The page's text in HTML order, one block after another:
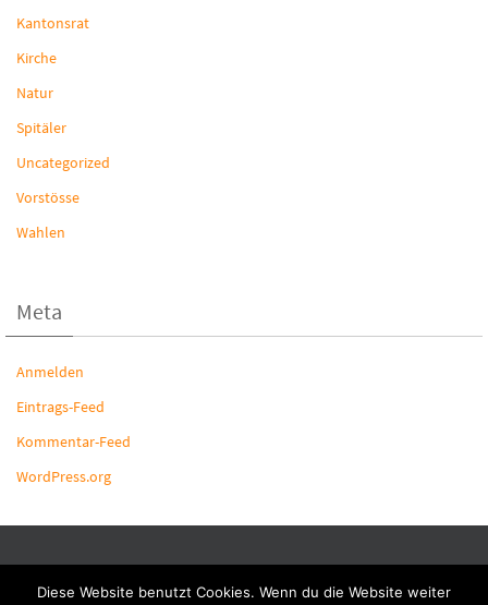
Kantonsrat
Kirche
Natur
Spitäler
Uncategorized
Vorstösse
Wahlen
Meta
Anmelden
Eintrags-Feed
Kommentar-Feed
WordPress.org
Powered by Nirvana& WordPress.
Diese Website benutzt Cookies. Wenn du die Website weiter